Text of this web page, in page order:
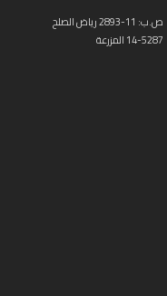
ص.ب: 11-2893 رياض الصلح
14-5287 المزرعة